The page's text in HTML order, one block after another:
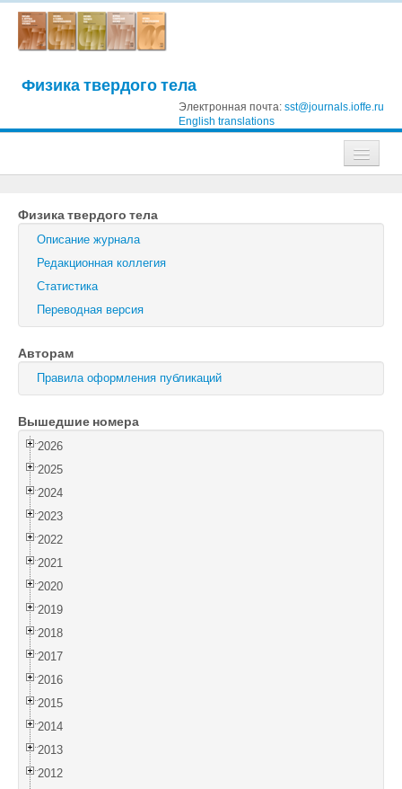
Физика твердого тела
Электронная почта: sst@journals.ioffe.ru
English translations
Журнал технической физики
Письма в Журнал технической физики
Физика твердого тела
Физика и техника полупроводников
Оптика и спектроскопия
Поиск
Войти
Физика твердого тела
Описание журнала
Редакционная коллегия
Статистика
Переводная версия
Авторам
Правила оформления публикаций
Вышедшие номера
2026
2025
2024
2023
2022
2021
2020
2019
2018
2017
2016
2015
2014
2013
2012